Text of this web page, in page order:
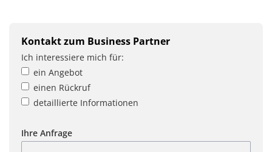
Kontakt zum Business Partner
Ich interessiere mich für:
ein Angebot
einen Rückruf
detaillierte Informationen
Ihre Anfrage